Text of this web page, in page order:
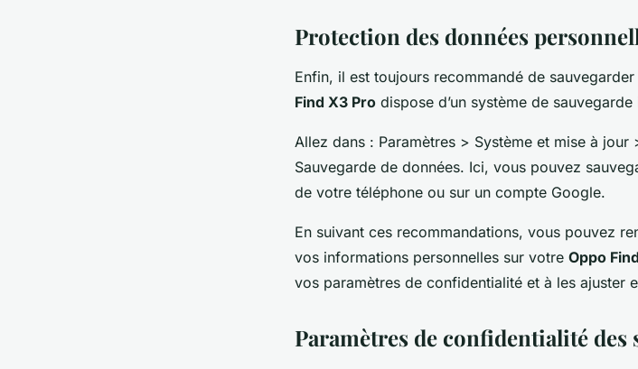
Protection des données
Enfin, il est toujours recommandé de
Find X3 Pro dispose d’un système de
Allez dans : Paramètres > Système et mise à jour
Sauvegarde de données. Ici, vous pouvez
de votre téléphone ou sur un compte Google.
En suivant ces recommandations, vous pouvez
vos informations personnelles sur votre Oppo
vos paramètres de confidentialité et à les ajuster
Paramètres de confidentialité